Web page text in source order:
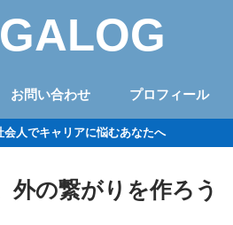
お問い合わせ プロフィール
会人でキャリアに悩むあなたへ
外の繋がりを作ろう